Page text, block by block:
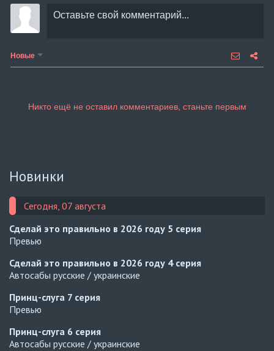
Новые
Новинки
Сегодня, 07 августа
Сделай это правильно в 2026 году 5 серия
Превью
Сделай это правильно в 2026 году 4 серия
Автосабы русские / украинские
Принц-слуга 7 серия
Превью
Принц-слуга 6 серия
Автосабы русские / украинские